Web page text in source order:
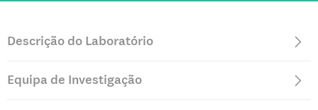
Descrição do Laboratório
Equipa de Investigação
Professora, FMUL
Doutoramento em Fisiologia Celular, Universidade Nova de